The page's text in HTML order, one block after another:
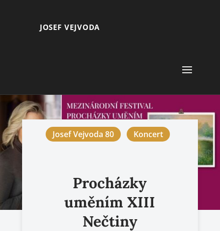
JOSEF VEJVODA
Josef Vejvoda 80 Koncert
Procházky
uměním XIII
Nečtiny